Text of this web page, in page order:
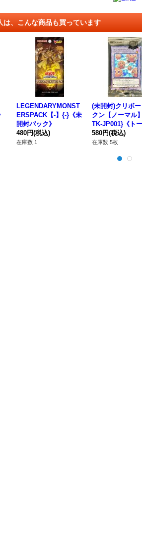
は、こんな商品も買っています
LEGENDARYMONST
ERSPACK【-】{-}《未
開封パック》
480円(税込)
在庫数 1
(未開封)クリボ
クン【ノーマル
TK-JP001}《ト
ン》
580円(税込)
在庫数 5枚